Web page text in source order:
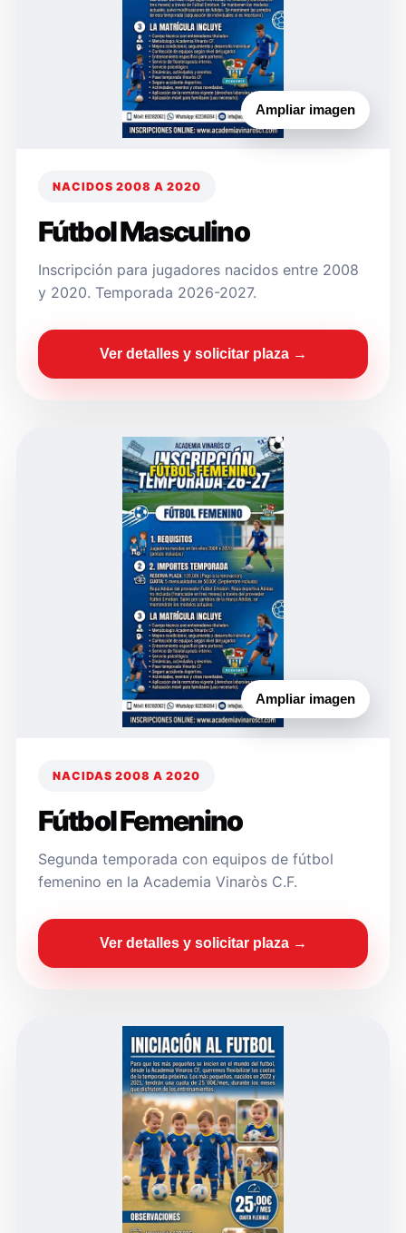
Ampliar imagen
NACIDOS 2008 A 2020
Fútbol Masculino
Inscripción para jugadores nacidos entre 2008
y 2020. Temporada 2026-2027.
Ver detalles y solicitar plaza →
Ampliar imagen
NACIDAS 2008 A 2020
Fútbol Femenino
Segunda temporada con equipos de fútbol
femenino en la Academia Vinaròs C.F.
Ver detalles y solicitar plaza →